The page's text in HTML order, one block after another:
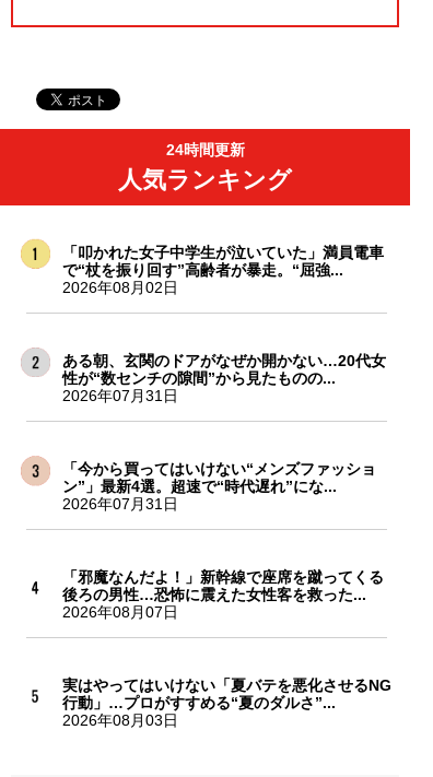
24時間更新
人気ランキング
「叩かれた女子中学生が泣いていた」満員電車
で“杖を振り回す”高齢者が暴走。“屈強...
2026年08月02日
ある朝、玄関のドアがなぜか開かない…20代女
性が“数センチの隙間”から見たものの...
2026年07月31日
「今から買ってはいけない“メンズファッショ
ン”」最新4選。超速で“時代遅れ”にな...
2026年07月31日
「邪魔なんだよ！」新幹線で座席を蹴ってくる
後ろの男性…恐怖に震えた女性客を救った...
2026年08月07日
実はやってはいけない「夏バテを悪化させるNG
行動」…プロがすすめる“夏のダルさ”...
2026年08月03日